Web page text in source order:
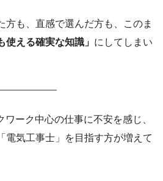
方も、直感で選んだ方も、このま
使える確実な知識」 にしてしまい
ーク中心の仕事に不安を感じ、
電気工事士」を目指す方が増えて